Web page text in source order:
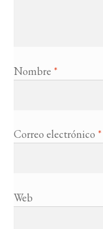
Nombre *
Correo electrónico *
Web